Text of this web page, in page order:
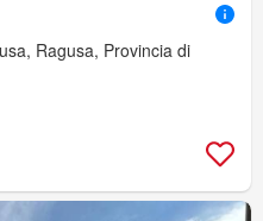
Ragusa, Provincia di